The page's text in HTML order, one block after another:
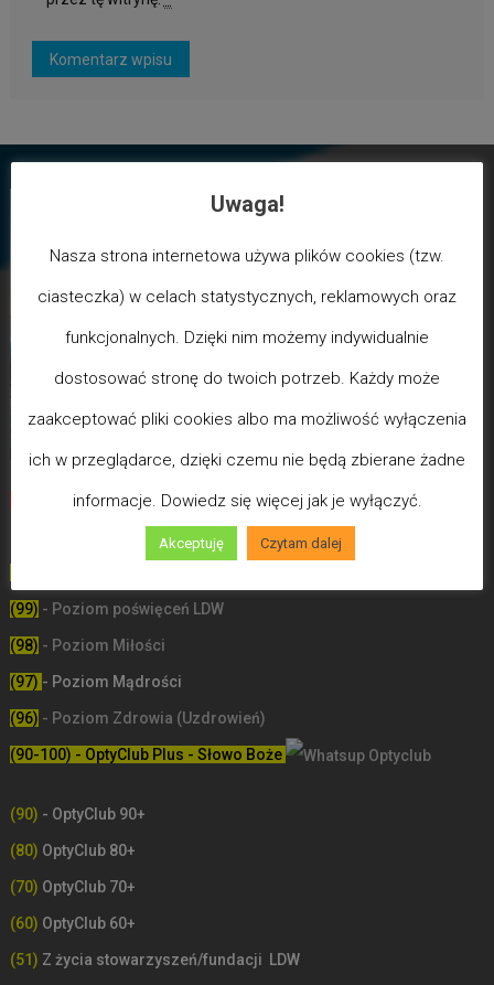
Biegun Maksymalizmu -Poziom wcześniejszej śmierci
(99) - Poziom poświęceń LDW
(98) - Poziom Miłości
(97) - Poziom Mądrości
(96) - Poziom Zdrowia (Uzdrowień)
(90-100) - OptyClub Plus - Słowo Boże
(90) - OptyClub 90+
(80) OptyClub 80+
(70) OptyClub 70+
(60) OptyClub 60+
(51) Z życia stowarzyszeń/fundacji LDW
Uwaga!
Nasza strona internetowa używa plików cookies (tzw.
ciasteczka) w celach statystycznych, reklamowych oraz
funkcjonalnych. Dzięki nim możemy indywidualnie
dostosować stronę do twoich potrzeb. Każdy może
zaakceptować pliki cookies albo ma możliwość wyłączenia
ich w przeglądarce, dzięki czemu nie będą zbierane żadne
informacje. Dowiedz się więcej jak je wyłączyć.
Akceptuję Czytam dalej